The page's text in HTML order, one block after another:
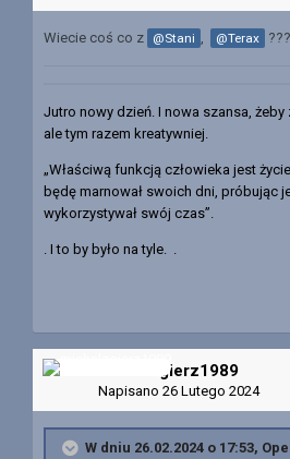
Wiecie coś co z @Stani @Terax ???
Jutro nowy dzień. I nowa szansa, żeby
ale tym razem kreatywniej.
„Właściwą funkcją człowieka jest
będę marnował swoich dni, próbując
wykorzystywał swój czas”.
. I to by było na tyle. .
michalzgierz1989
Napisano 26 Lutego 2024
W dniu 26.02.2024 o 17:53,